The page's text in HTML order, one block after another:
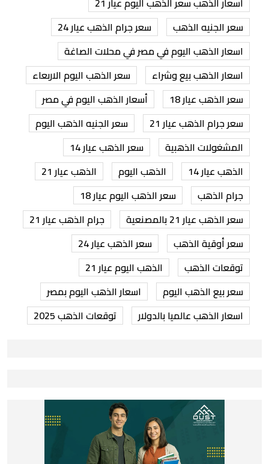
سعر الجنيه الذهب
سعر جرام الذهب عيار 24
اسعار الذهب اليوم في مصر في محلات الصاغة
اسعار الذهب بيع وشراء
سعر الذهب اليوم الاربعاء
سعر الذهب عيار 18
أسعار الذهب اليوم في مصر
سعر جرام الذهب عيار 21
سعر الجنيه الذهب اليوم
المشغولات الذهبية
سعر الذهب عيار 14
الذهب عيار 14
الذهب اليوم
الذهب عيار 21
جرام الذهب
سعر الذهب اليوم عيار 18
سعر الذهب عيار 21 بالمصنعية
جرام الذهب عيار 21
سعر أوقية الذهب
سعر الذهب عيار 24
توقعات الذهب
الذهب اليوم عيار 21
سعر بيع الذهب اليوم
اسعار الذهب اليوم بمصر
اسعار الذهب عالميا بالدولار
توقعات الذهب 2025